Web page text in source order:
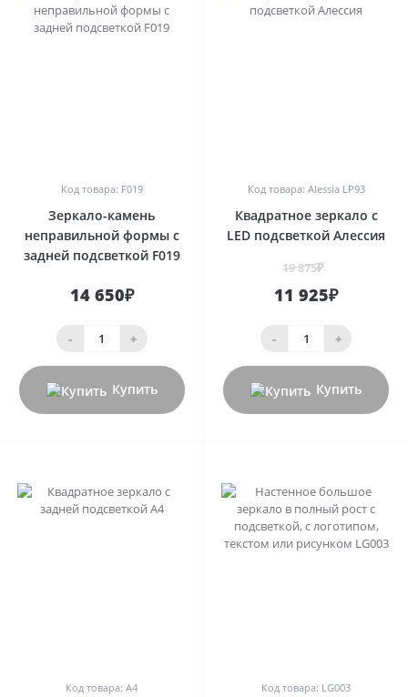
Код товара: F019
Зеркало-камень
неправильной формы с
задней подсветкой F019
14 650₽
- +
Купить
Код товара: Alessia LP93
Квадратное зеркало с
LED подсветкой Алессия
19 875₽
11 925₽
- +
Купить
Код товара: A4 Код товара: LG003